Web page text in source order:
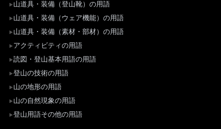
山道具・装備（登山靴）の用語
山道具・装備（ウェア機能）の用語
山道具・装備（素材・部材）の用語
アクティビティの用語
読図・登山基本用語の用語
登山の技術の用語
山の地形の用語
山の自然現象の用語
登山用語その他の用語